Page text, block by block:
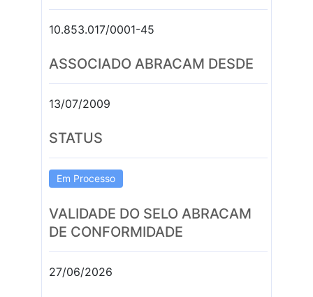
10.853.017/0001-45
ASSOCIADO ABRACAM DESDE
13/07/2009
STATUS
Em Processo
VALIDADE DO SELO ABRACAM
DE CONFORMIDADE
27/06/2026